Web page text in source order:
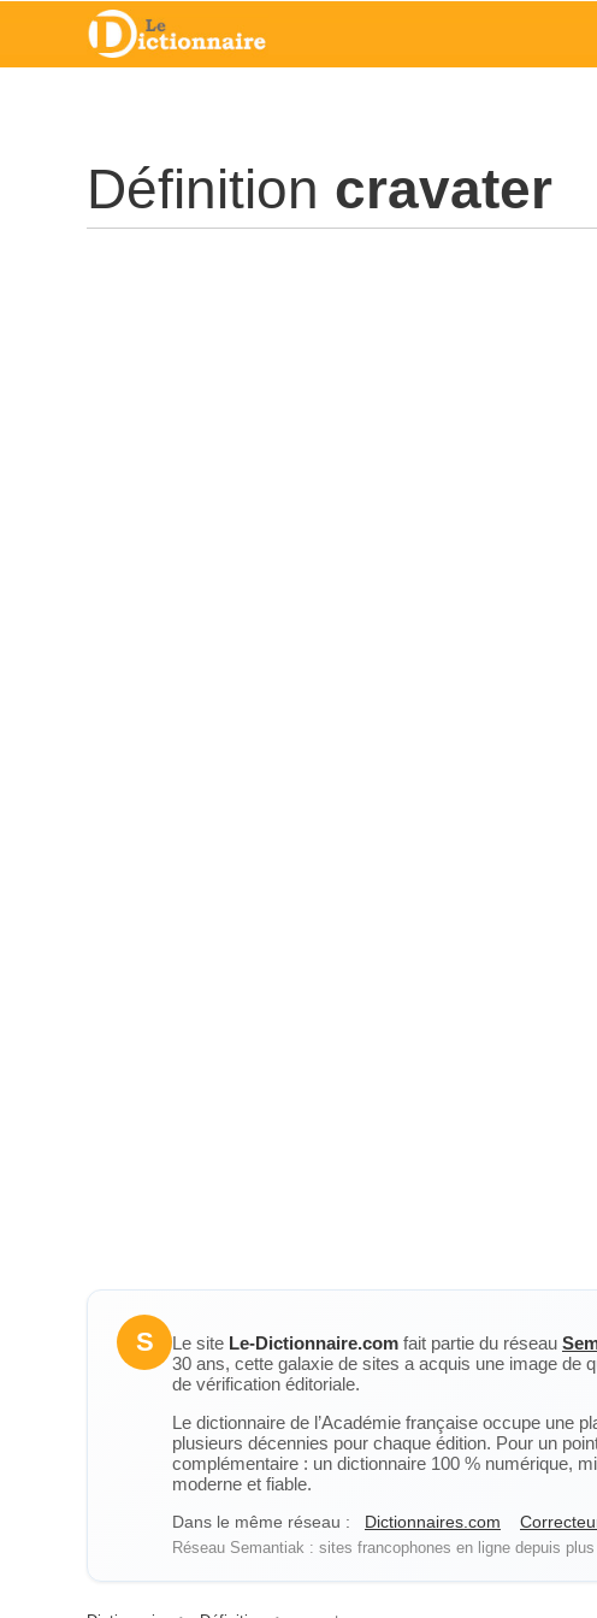
Définition cravater
S Le site Le-Dictionnaire.com fait partie du réseau
30 ans, cette galaxie de sites a acquis une image de
de vérification éditoriale.
Le dictionnaire de l’Académie française occupe une
plusieurs décennies pour chaque édition. Pour un
complémentaire : un dictionnaire 100 % numérique,
moderne et fiable.
Dans le même réseau : Dictionnaires.com
Réseau Semantiak : sites francophones en ligne depuis